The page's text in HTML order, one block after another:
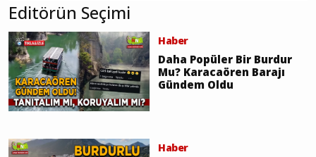
Editörün Seçimi
Haber
Daha Popüler Bir Burdur
Mu? Karacaören Barajı
Gündem Oldu
Haber